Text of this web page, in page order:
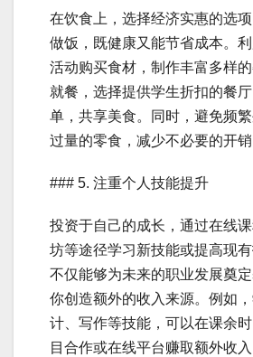
在饮食上，选择经济实惠的选
做饭，既健康又能节省成本。
活动购买食材，制作丰富多样
就餐，选择提供学生折扣的餐
单，共享美食。同时，避免频
过量的零食，减少不必要的开销
### 5. 注重个人技能提升
投资于自己的成长，通过在线
坊等途径学习新技能或提高现
不仅能够为未来的职业发展奠
你创造额外的收入来源。例如
计、写作等技能，可以在课余
目合作或在线平台赚取额外收入